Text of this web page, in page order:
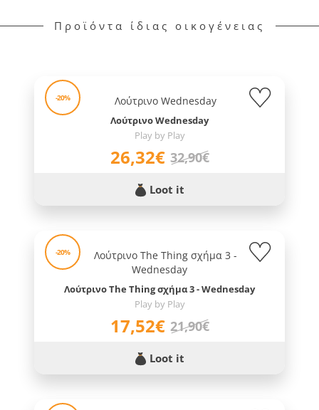
Προϊόντα ίδιας οικογένειας
-20%
Λούτρινο Wednesday
Play by Play
26,32€ 32,90€
Loot it
-20%
Λούτρινο The Thing σχήμα 3 - Wednesday
Play by Play
17,52€ 21,90€
Loot it